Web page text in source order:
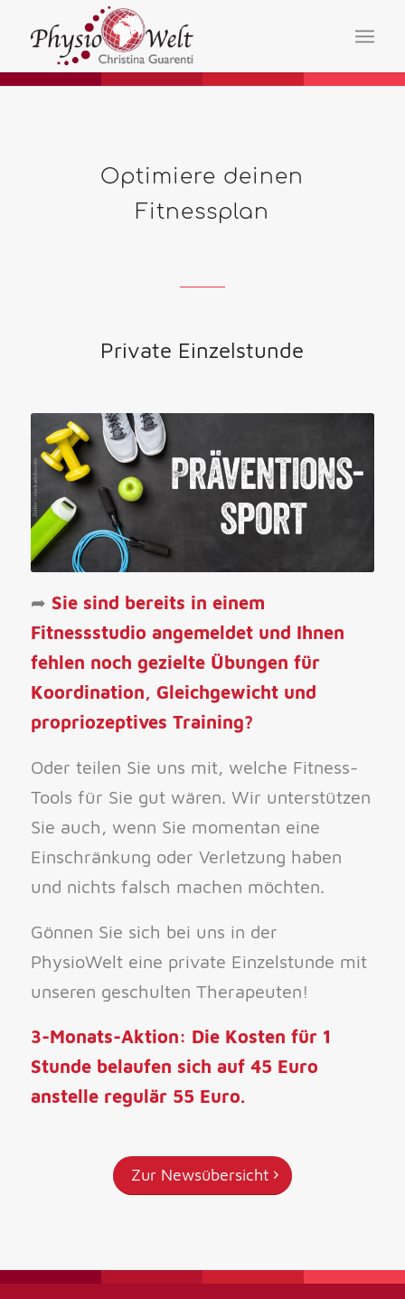
Optimiere deinen
Fitnessplan
Private Einzelstunde
➦ Sie sind bereits in einem
Fitnessstudio angemeldet und Ihnen
fehlen noch gezielte Übungen für
Koordination, Gleichgewicht und
propriozeptives Training?
Oder teilen Sie uns mit, welche Fitness-
Tools für Sie gut wären. Wir unterstützen
Sie auch, wenn Sie momentan eine
Einschränkung oder Verletzung haben
und nichts falsch machen möchten.
Gönnen Sie sich bei uns in der
PhysioWelt eine private Einzelstunde mit
unseren geschulten Therapeuten!
3-Monats-Aktion: Die Kosten für 1
Stunde belaufen sich auf 45 Euro
anstelle regulär 55 Euro.
Zur Newsübersicht